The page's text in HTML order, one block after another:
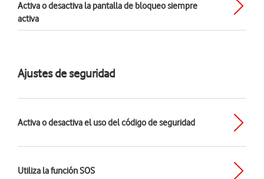
Activa o desactiva la pantalla de bloqueo siempre
activa
Ajustes de seguridad
Activa o desactiva el uso del código de seguridad
Utiliza la función SOS